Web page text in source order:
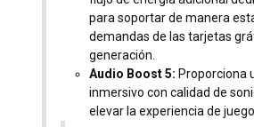
para soportar de manera
demandas de las tarjetas
generación.
Audio Boost 5: Proporciona
inmersivo con calidad de
elevar la experiencia de